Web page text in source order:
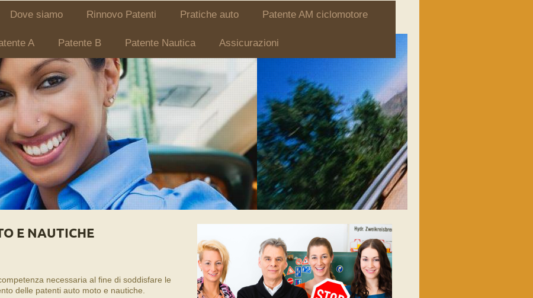
Dove siamo Rinnovo Patenti Pratiche auto Patente AM ciclomotore
A Patente B Patente Nautica Assicurazioni
E NAUTICHE
necessaria al fine di soddisfare le
delle patenti auto moto e nautiche.